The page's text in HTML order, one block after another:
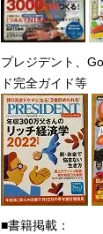
プレジデント、
ド完全ガイド等
■書籍掲載：